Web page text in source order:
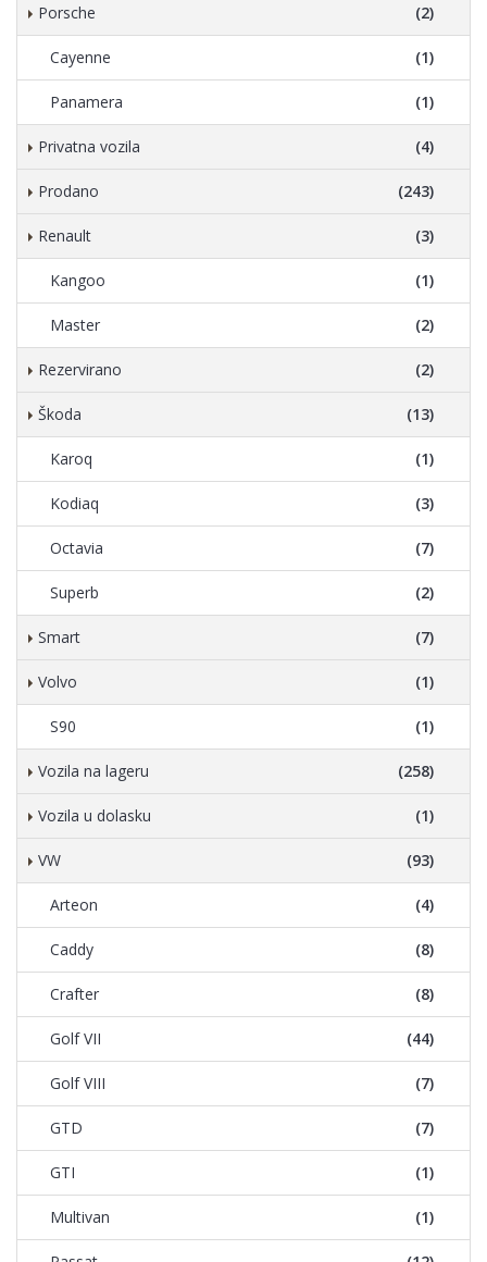
Porsche (2)
Cayenne (1)
Panamera (1)
Privatna vozila (4)
Prodano (243)
Renault (3)
Kangoo (1)
Master (2)
Rezervirano (2)
Škoda (13)
Karoq (1)
Kodiaq (3)
Octavia (7)
Superb (2)
Smart (7)
Volvo (1)
S90 (1)
Vozila na lageru (258)
Vozila u dolasku (1)
VW (93)
Arteon (4)
Caddy (8)
Crafter (8)
Golf VII (44)
Golf VIII (7)
GTD (7)
GTI (1)
Multivan (1)